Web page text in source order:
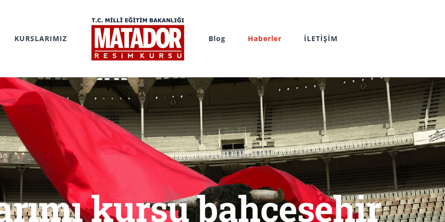
KURSLARIMIZ Blog Haberler İLETİŞİM
kursu bahçeşehir